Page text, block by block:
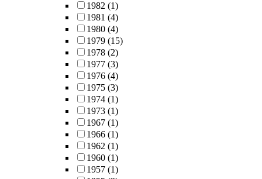
1982 (1)
1981 (4)
1980 (4)
1979 (15)
1978 (2)
1977 (3)
1976 (4)
1975 (3)
1974 (1)
1973 (1)
1967 (1)
1966 (1)
1962 (1)
1960 (1)
1957 (1)